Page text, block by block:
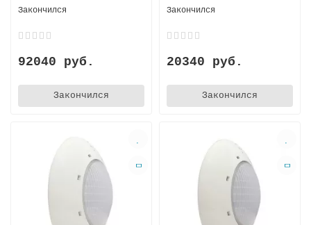
Закончился
92040 руб.
Закончился
Закончился
20340 руб.
Закончился